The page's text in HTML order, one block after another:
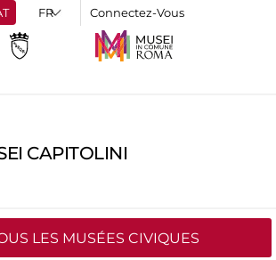
Connectez-Vous
CAPITOLINI
LES MUSÉES CIVIQUES